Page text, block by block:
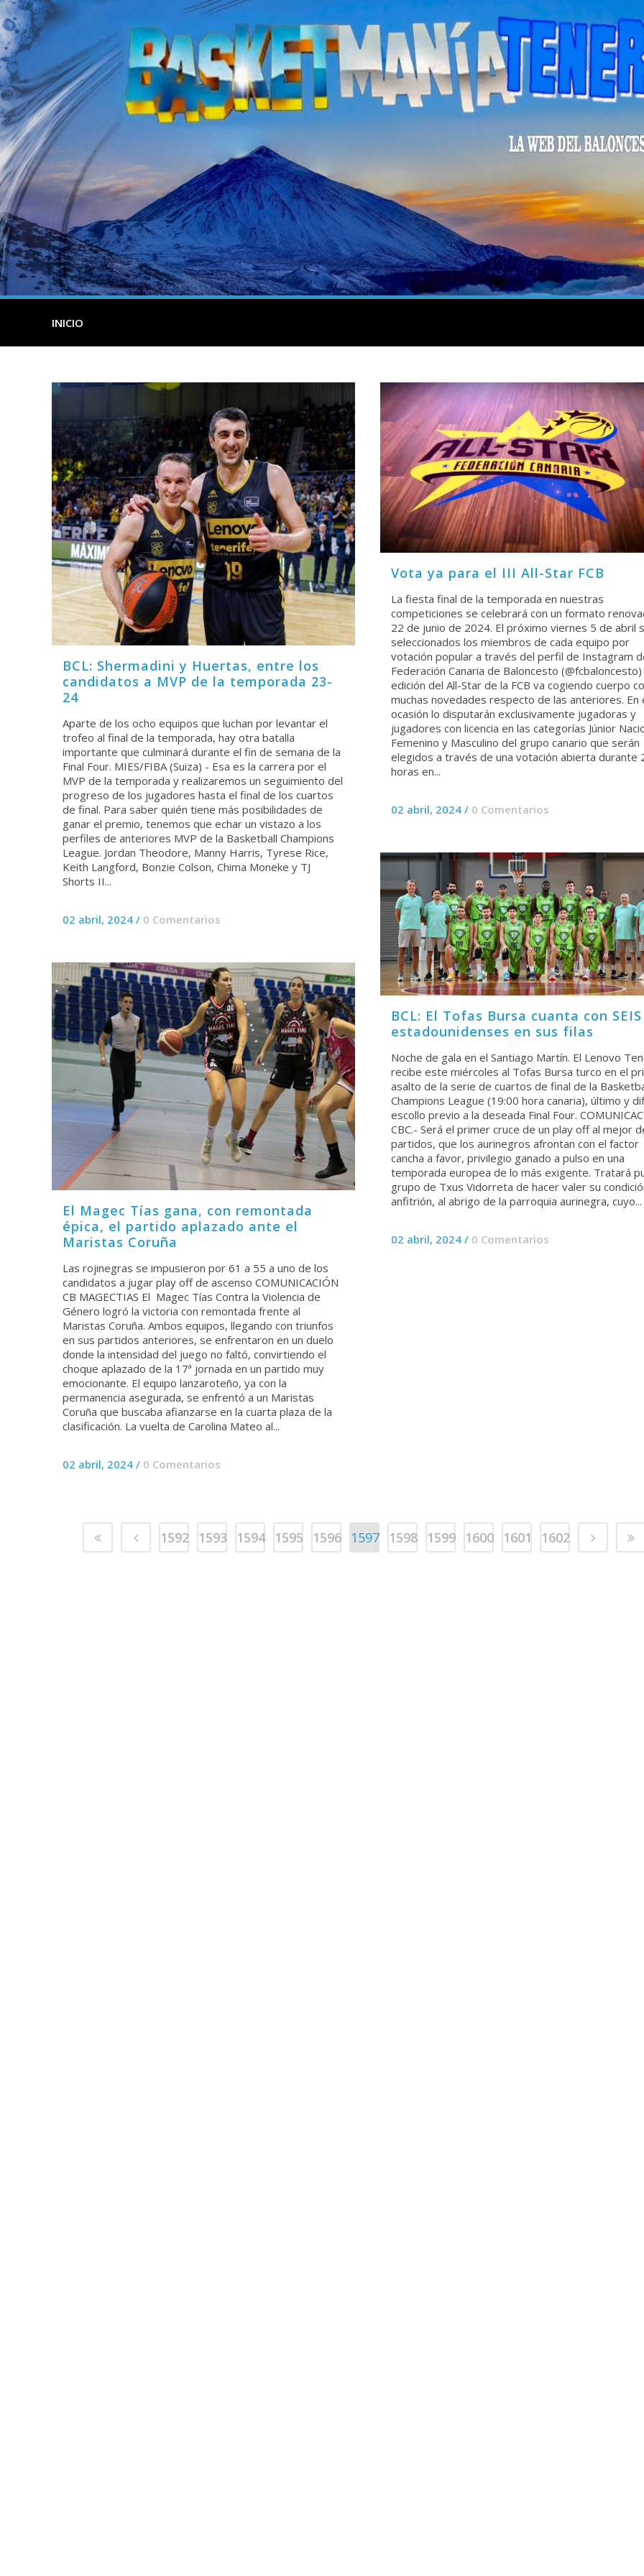
INICIO
BCL: Shermadini y Huertas, entre los
candidatos a MVP de la temporada 23-
24
Aparte de los ocho equipos que luchan por levantar el
trofeo al final de la temporada, hay otra batalla
importante que culminará durante el fin de semana de la
Final Four. MIES/FIBA (Suiza) - Esa es la carrera por el
MVP de la temporada y realizaremos un seguimiento del
progreso de los jugadores hasta el final de los cuartos
de final. Para saber quién tiene más posibilidades de
ganar el premio, tenemos que echar un vistazo a los
perfiles de anteriores MVP de la Basketball Champions
League. Jordan Theodore, Manny Harris, Tyrese Rice,
Keith Langford, Bonzie Colson, Chima Moneke y TJ
Shorts II...
02 abril, 2024 / 0 Comentarios
Vota ya para el III All-Star FCB
La fiesta final de la temporada en nuestras
competiciones se celebrará con un formato
22 de junio de 2024. El próximo viernes 5 de abril
seleccionados los miembros de cada equipo por
votación popular a través del perfil de Instagram
Federación Canaria de Baloncesto
edición del All-Star de la FCB va cogiendo cuerpo
muchas novedades respecto de las anteriores. En
ocasión lo disputarán exclusivamente jugadoras y
jugadores con licencia en las categorías Júnior
Femenino y Masculino del grupo canario que serán
elegidos a través de una votación abierta durante
horas en...
02 abril, 2024 / 0 Comentarios
BCL: El Tofas Bursa cuanta con SEIS
estadounidenses en sus filas
Noche de gala en el Santiago Martín. El Lenovo
recibe este miércoles al Tofas Bursa turco en el
asalto de la serie de cuartos de final de la
Champions League (19:00 hora canaria), último y
escollo previo a la deseada Final Four.
CBC.- Será el primer cruce de un play off al mejor
partidos, que los aurinegros afrontan con el factor
cancha a favor, privilegio ganado a pulso en una
temporada europea de lo más exigente. Tratará
grupo de Txus Vidorreta de hacer valer su
anfitrión, al abrigo de la parroquia aurinegra, cuyo...
02 abril, 2024 / 0 Comentarios
El Magec Tías gana, con remontada
épica, el partido aplazado ante el
Maristas Coruña
Las rojinegras se impusieron por 61 a 55 a uno de los
candidatos a jugar play off de ascenso COMUNICACIÓN
CB MAGECTIAS El Magec Tías Contra la Violencia de
Género logró la victoria con remontada frente al
Maristas Coruña. Ambos equipos, llegando con triunfos
en sus partidos anteriores, se enfrentaron en un duelo
donde la intensidad del juego no faltó, convirtiendo el
choque aplazado de la 17ª jornada en un partido muy
emocionante. El equipo lanzaroteño, ya con la
permanencia asegurada, se enfrentó a un Maristas
Coruña que buscaba afianzarse en la cuarta plaza de la
clasificación. La vuelta de Carolina Mateo al...
02 abril, 2024 / 0 Comentarios
1592 1593 1594 1595 1596 1597 1598 1599 1600 1601 1602